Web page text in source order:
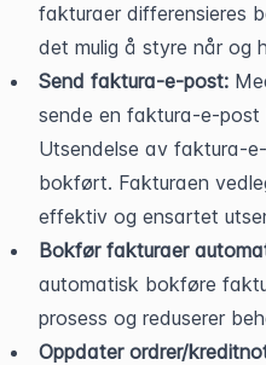
fakturaer differensieres
det mulig å styre når og
Send faktura-e-post:
sende en faktura-e-
Utsendelse av faktura-
bokført. Fakturaen
effektiv og ensartet
Bokfør fakturaer
automatisk bokføre
prosess og reduserer
Oppdater ordrer/